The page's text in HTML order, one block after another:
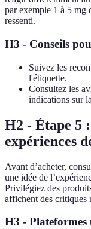
par exemple 1 à 5 mg
ressenti.
H3 - Conseils
Suivez les
l'étiquette.
Consultez les
indications sur
H2 - Étape 5
expériences
Avant d’acheter,
une idée de
Privilégiez des
affichent des critiques
H3 - Plateformes